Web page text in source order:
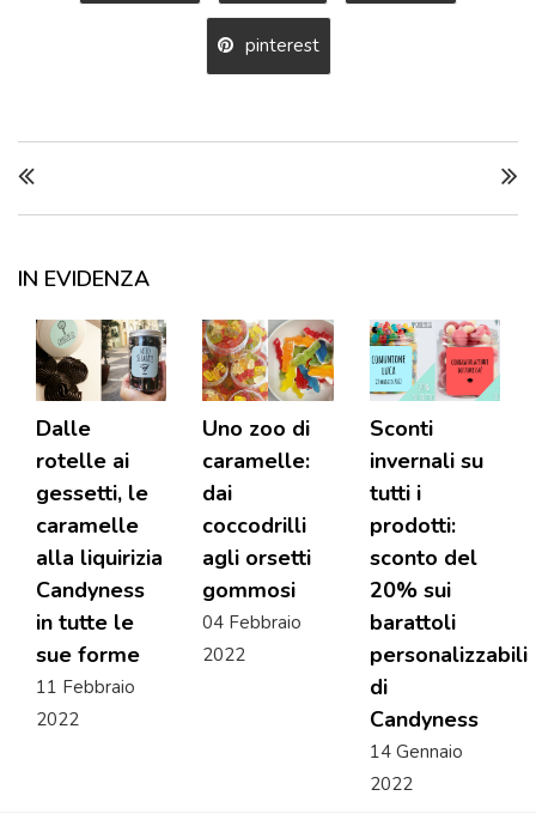
pinterest
IN EVIDENZA
Dalle
rotelle ai
gessetti, le
caramelle
alla liquirizia
Candyness
in tutte le
sue forme
11 Febbraio
2022
Uno zoo di
caramelle:
dai
coccodrilli
agli orsetti
gommosi
04 Febbraio
2022
Sconti
invernali su
tutti i
prodotti:
sconto del
20% sui
barattoli
personalizzabili
di
Candyness
14 Gennaio
2022